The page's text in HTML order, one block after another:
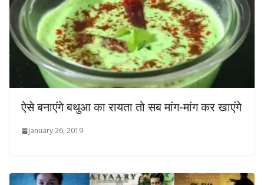
ऐसे बनाएंंगे बथुआ का रायता तो सब मांग-मांग कर खाएंंगे
January 26, 2019